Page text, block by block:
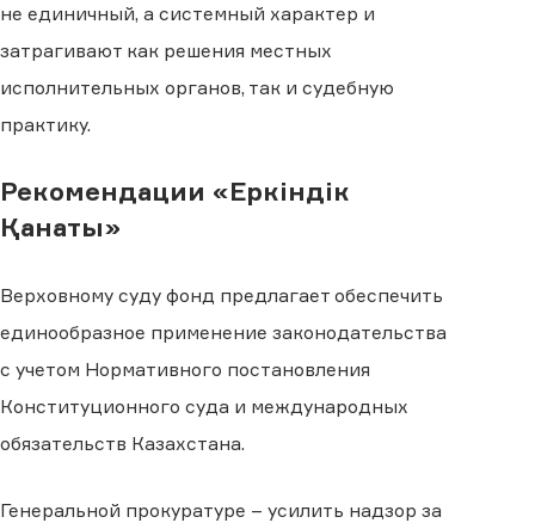
не единичный, а системный характер и
затрагивают как решения местных
исполнительных органов, так и судебную
практику.
Рекомендации «Еркіндік
Қанаты»
Верховному суду фонд предлагает обеспечить
единообразное применение законодательства
с учетом Нормативного постановления
Конституционного суда и международных
обязательств Казахстана.
Генеральной прокуратуре – усилить надзор за